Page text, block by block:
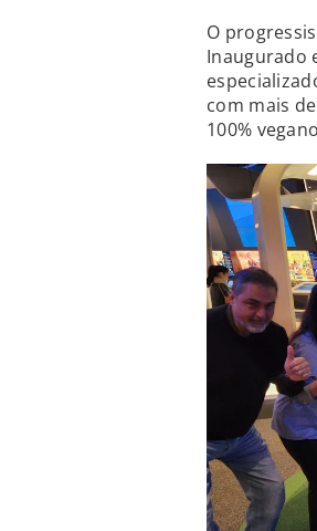
O
Inaugurado
com mais
100%